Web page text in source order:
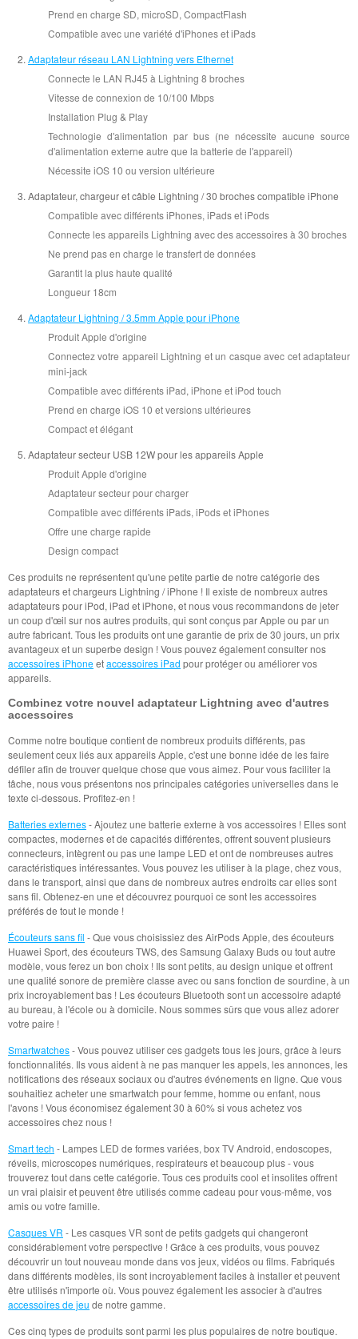
Prend en charge SD, microSD, CompactFlash
Compatible avec une variété d'iPhones et iPads
Adaptateur réseau LAN Lightning vers Ethernet
Connecte le LAN RJ45 à Lightning 8 broches
Vitesse de connexion de 10/100 Mbps
Installation Plug & Play
Technologie d'alimentation par bus (ne nécessite aucune source
d'alimentation externe autre que la batterie de l'appareil)
Nécessite iOS 10 ou version ultérieure
Adaptateur, chargeur et câble Lightning / 30 broches compatible iPhone
Compatible avec différents iPhones, iPads et iPods
Connecte les appareils Lightning avec des accessoires à 30 broches
Ne prend pas en charge le transfert de données
Garantit la plus haute qualité
Longueur 18cm
Adaptateur Lightning / 3.5mm Apple pour iPhone
Produit Apple d'origine
Connectez votre appareil Lightning et un casque avec cet adaptateur
mini-jack
Compatible avec différents iPad, iPhone et iPod touch
Prend en charge iOS 10 et versions ultérieures
Compact et élégant
Adaptateur secteur USB 12W pour les appareils Apple
Produit Apple d'origine
Adaptateur secteur pour charger
Compatible avec différents iPads, iPods et iPhones
Offre une charge rapide
Design compact
Ces produits ne représentent qu'une petite partie de notre catégorie des
adaptateurs et chargeurs Lightning / iPhone ! Il existe de nombreux autres
adaptateurs pour iPod, iPad et iPhone, et nous vous recommandons de jeter
un coup d'œil sur nos autres produits, qui sont conçus par Apple ou par un
autre fabricant. Tous les produits ont une garantie de prix de 30 jours, un prix
avantageux et un superbe design ! Vous pouvez également consulter nos
accessoires iPhoneetaccessoires iPad pour protéger ou améliorer vos
appareils.
Combinez votre nouvel adaptateur Lightning avec d'autres
accessoires
Comme notre boutique contient de nombreux produits différents, pas
seulement ceux liés aux appareils Apple, c'est une bonne idée de les faire
défiler afin de trouver quelque chose que vous aimez. Pour vous faciliter la
tâche, nous vous présentons nos principales catégories universelles dans le
texte ci-dessous. Profitez-en !
Batteries externes- Ajoutez une batterie externe à vos accessoires ! Elles sont
compactes, modernes et de capacités différentes, offrent souvent plusieurs
connecteurs, intègrent ou pas une lampe LED et ont de nombreuses autres
caractéristiques intéressantes. Vous pouvez les utiliser à la plage, chez vous,
dans le transport, ainsi que dans de nombreux autres endroits car elles sont
sans fil. Obtenez-en une et découvrez pourquoi ce sont les accessoires
préférés de tout le monde !
Écouteurs sans fil - Que vous choisissiez des AirPods Apple, des écouteurs
Huawei Sport, des écouteurs TWS, des Samsung Galaxy Buds ou tout autre
modèle, vous ferez un bon choix ! Ils sont petits, au design unique et offrent
une qualité sonore de première classe avec ou sans fonction de sourdine, à un
prix incroyablement bas ! Les écouteurs Bluetooth sont un accessoire adapté
au bureau, à l'école ou à domicile. Nous sommes sûrs que vous allez adorer
votre paire !
Smartwatches- Vous pouvez utiliser ces gadgets tous les jours, grâce à leurs
fonctionnalités. Ils vous aident à ne pas manquer les appels, les annonces, les
notifications des réseaux sociaux ou d'autres événements en ligne. Que vous
souhaitiez acheter une smartwatch pour femme, homme ou enfant, nous
l'avons ! Vous économisez également 30 à 60% si vous achetez vos
accessoires chez nous !
Smart tech - Lampes LED de formes variées, box TV Android, endoscopes,
réveils, microscopes numériques, respirateurs et beaucoup plus - vous
trouverez tout dans cette catégorie. Tous ces produits cool et insolites offrent
un vrai plaisir et peuvent être utilisés comme cadeau pour vous-même, vos
amis ou votre famille.
Casques VR - Les casques VR sont de petits gadgets qui changeront
considérablement votre perspective ! Grâce à ces produits, vous pouvez
découvrir un tout nouveau monde dans vos jeux, vidéos ou films. Fabriqués
dans différents modèles, ils sont incroyablement faciles à installer et peuvent
être utilisés n'importe où. Vous pouvez également les associer à d'autres
accessoires de jeu de notre gamme.
Ces cinq types de produits sont parmi les plus populaires de notre boutique.